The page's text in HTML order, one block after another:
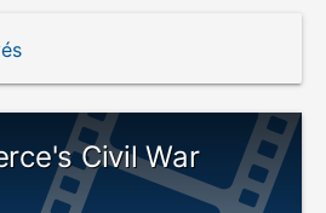
Civil War